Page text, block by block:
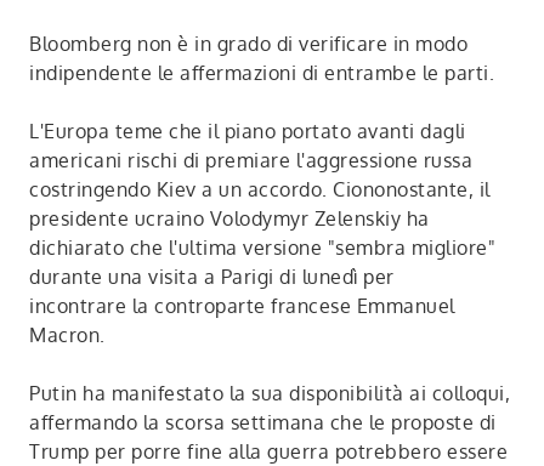
Bloomberg non è in grado di verificare in modo
indipendente le affermazioni di entrambe le parti.
L'Europa teme che il piano portato avanti dagli
americani rischi di premiare l'aggressione russa
costringendo Kiev a un accordo. Ciononostante, il
presidente ucraino Volodymyr Zelenskiy ha
dichiarato che l'ultima versione "sembra migliore"
durante una visita a Parigi di lunedì per
incontrare la controparte francese Emmanuel
Macron.
Putin ha manifestato la sua disponibilità ai colloqui,
affermando la scorsa settimana che le proposte di
Trump per porre fine alla guerra potrebbero essere